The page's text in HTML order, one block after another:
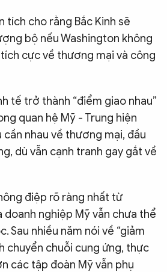
tích cho rằng Bắc Kinh sẽ
bộ nếu Washington không
cực về thương mại và công
tế trở thành “điểm giao nhau”
quan hệ Mỹ - Trung hiện
cần nhau về thương mại, đầu
dù vẫn cạnh tranh gay gắt về
điệp rõ ràng nhất từ
doanh nghiệp Mỹ vẫn chưa thể
Sau nhiều năm nói về “giảm
chuyển chuỗi cung ứng, thực
các tập đoàn Mỹ vẫn phụ